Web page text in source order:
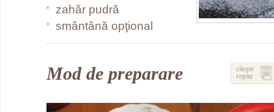
zahăr pudră
smântână opţional
Mod de preparare
citeşte
reţeta